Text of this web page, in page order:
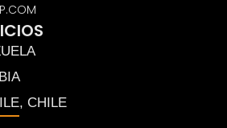
, CHILE